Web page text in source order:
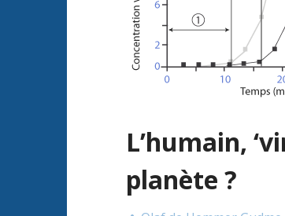
L’humain,
planète ?